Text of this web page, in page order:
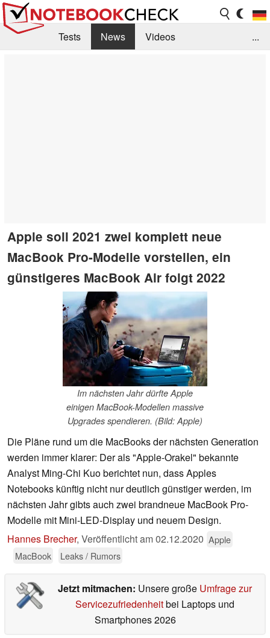
Tests News
Videos
...
Apple soll 2021 zwei komplett neue
MacBook Pro-Modelle vorstellen, ein
günstigeres MacBook Air folgt 2022
Im nächsten Jahr dürfte Apple
einigen MacBook-Modellen massive
Upgrades spendieren. (Bild: Apple)
Die Pläne rund um die MacBooks der nächsten Generation
werden immer klarer: Der als "Apple-Orakel" bekannte
Analyst Ming-Chi Kuo berichtet nun, dass Apples
Notebooks künftig nicht nur deutlich günstiger werden, im
nächsten Jahr gibts auch zwei brandneue MacBook Pro-
Modelle mit Mini-LED-Display und neuem Design.
Hannes Brecher, Veröffentlicht am02.12.2020 Apple
MacBook
Leaks / Rumors
Jetzt mitmachen: Unsere große Umfrage zur
Servicezufriedenheitbei Laptops und
Smartphones 2026